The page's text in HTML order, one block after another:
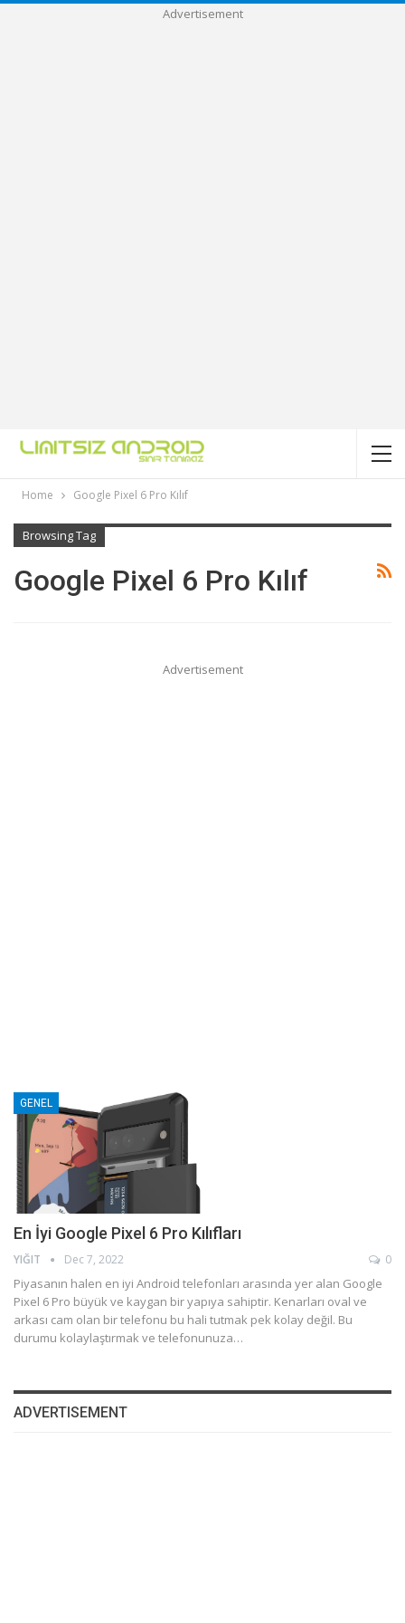
Advertisement
Home Google Pixel 6 Pro Kılıf
Browsing Tag
Google Pixel 6 Pro Kılıf
Advertisement
GENEL
En İyi Google Pixel 6 Pro Kılıfları
YIĞIT Dec 7, 2022 0
Piyasanın halen en iyi Android telefonları arasında yer alan Google
Pixel 6 Pro büyük ve kaygan bir yapıya sahiptir. Kenarları oval ve
arkası cam olan bir telefonu bu hali tutmak pek kolay değil. Bu
durumu kolaylaştırmak ve telefonunuza…
ADVERTISEMENT